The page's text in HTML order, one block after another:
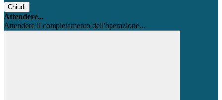
Chiudi
Attendere...
Attendere il completamento dell'operazione...